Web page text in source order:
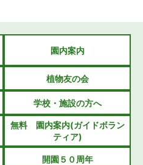
園内案内
植物友の会
学校・施設の方へ
無料 園内案内(ガイドボラン
ティア)
開園５０周年